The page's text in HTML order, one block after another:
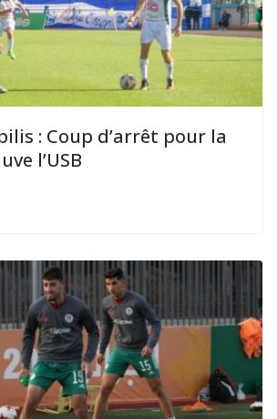
: Coup d’arrêt pour la
l’USB